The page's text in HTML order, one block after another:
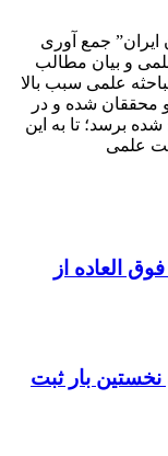
جمع آوری
و بیان مطالب
علمی سبب بالا
محققان شده و در
برسد؛ تا به این
علمی
العاده از
نخستين بار ثبت